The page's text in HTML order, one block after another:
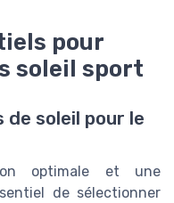
pour
soleil sport
soleil pour le
optimale et une
de sélectionner